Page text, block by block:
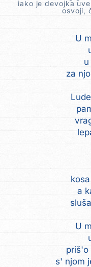
iako je devojka
osvoji,
U
za
a
U
priš'o
s' njom